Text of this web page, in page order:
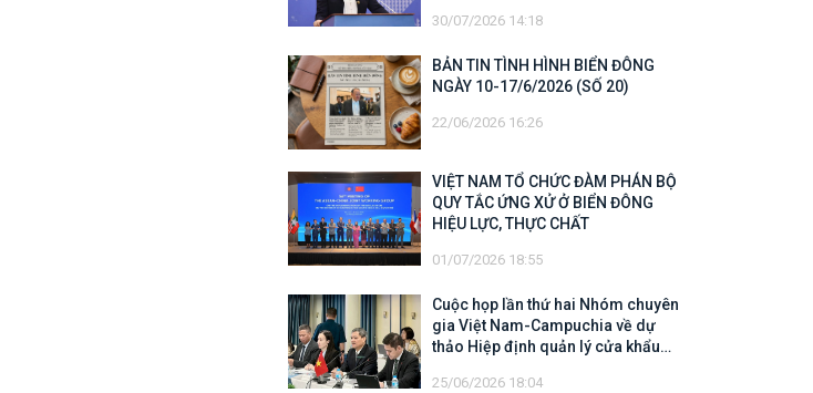
kiếm, cứu hộ các thuyền viên Việt
30/07/2026 14:18
BẢN TIN TÌNH HÌNH BIỂN ĐÔNG
NGÀY 10-17/6/2026 (SỐ 20)
22/06/2026 16:26
VIỆT NAM TỔ CHỨC ĐÀM PHÁN BỘ
QUY TẮC ỨNG XỬ Ở BIỂN ĐÔNG
HIỆU LỰC, THỰC CHẤT
01/07/2026 18:55
Cuộc họp lần thứ hai Nhóm chuyên
gia Việt Nam-Campuchia về dự
thảo Hiệp định quản lý cửa khẩu
25/06/2026 18:04